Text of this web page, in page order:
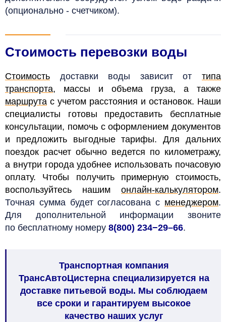
(опционально - счетчиком).
Стоимость перевозки воды
Стоимость доставки воды зависит от типа
транспорта, массы и объема груза, а также
маршрута с учетом расстояния и остановок. Наши
специалисты готовы предоставить бесплатные
консультации, помочь с оформлением документов
и предложить выгодные тарифы. Для дальних
поездок расчет обычно ведется по километражу,
а внутри города удобнее использовать почасовую
оплату. Чтобы получить примерную стоимость,
воспользуйтесь нашим онлайн-калькулятором.
Точная сумма будет согласована с менеджером.
Для дополнительной информации звоните
по бесплатному номеру 8(800) 234−29–66.
Транспортная компания
ТрансАвтоЦистерна специализируется на
доставке питьевой воды. Мы соблюдаем
все сроки и гарантируем высокое
качество наших услуг